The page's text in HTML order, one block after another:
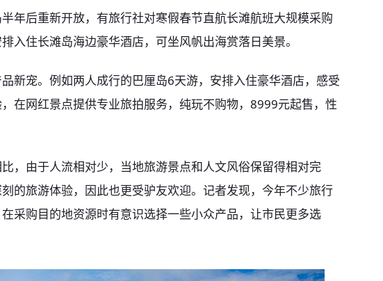
年后重新开放，有旅行社对寒假春节直航长滩航班大规模采购
入住长滩岛海边豪华酒店，可坐风帆出海赏落日美景。
新宠。例如两人成行的巴厘岛6天游，安排入住豪华酒店，感受
在网红景点提供专业旅拍服务，纯玩不购物，8999元起售，性
，由于人流相对少，当地旅游景点和人文风俗保留得相对完
的旅游体验，因此也更受驴友欢迎。记者发现，今年不少旅行
采购目的地资源时有意识选择一些小众产品，让市民更多选